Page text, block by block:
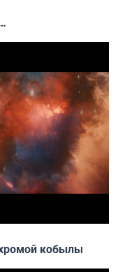
кобылы